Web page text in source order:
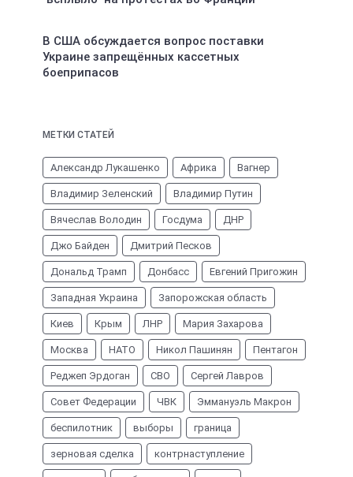
В США обсуждается вопрос поставки
Украине запрещённых кассетных
боеприпасов
МЕТКИ СТАТЕЙ
Александр Лукашенко Африка Вагнер
Владимир Зеленский Владимир Путин
Вячеслав Володин Госдума ДНР
Джо Байден Дмитрий Песков
Дональд Трамп Донбасс Евгений Пригожин
Западная Украина Запорожская область
Киев Крым ЛНР Мария Захарова
Москва НАТО Никол Пашинян Пентагон
Реджеп Эрдоган СВО Сергей Лавров
Совет Федерации ЧВК Эммануэль Макрон
беспилотник выборы граница
зерновая сделка контрнаступление